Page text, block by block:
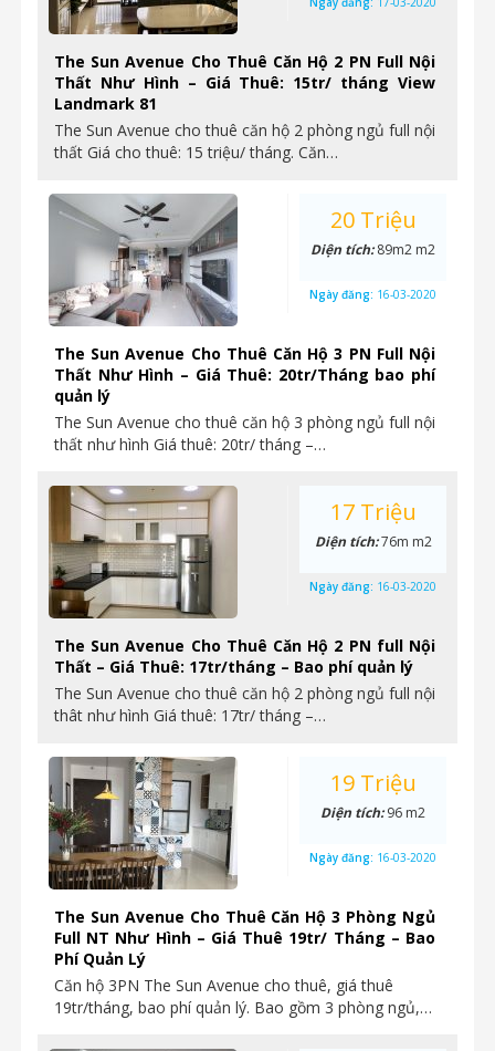
The Sun Avenue Cho Thuê Căn Hộ 2 PN Full Nội
Thất Như Hình – Giá Thuê: 15tr/ tháng View
Landmark 81
The Sun Avenue cho thuê căn hộ 2 phòng ngủ full nội
thất Giá cho thuê: 15 triệu/ tháng. Căn…
The Sun Avenue Cho Thuê Căn Hộ 3 PN Full Nội
Thất Như Hình – Giá Thuê: 20tr/Tháng bao phí
quản lý
The Sun Avenue cho thuê căn hộ 3 phòng ngủ full nội
thất như hình Giá thuê: 20tr/ tháng –…
20 Triệu
Diện tích:89m2 m2
Ngày đăng: 16-03-2020
The Sun Avenue Cho Thuê Căn Hộ 2 PN full Nội
Thất – Giá Thuê: 17tr/tháng – Bao phí quản lý
The Sun Avenue cho thuê căn hộ 2 phòng ngủ full nội
thât như hình Giá thuê: 17tr/ tháng –…
17 Triệu
Diện tích:76m m2
Ngày đăng: 16-03-2020
The Sun Avenue Cho Thuê Căn Hộ 3 Phòng Ngủ
Full NT Như Hình – Giá Thuê 19tr/ Tháng – Bao
Phí Quản Lý
Căn hộ 3PN The Sun Avenue cho thuê, giá thuê
19tr/tháng, bao phí quản lý. Bao gồm 3 phòng ngủ,…
19 Triệu
Diện tích:96 m2
Ngày đăng: 16-03-2020